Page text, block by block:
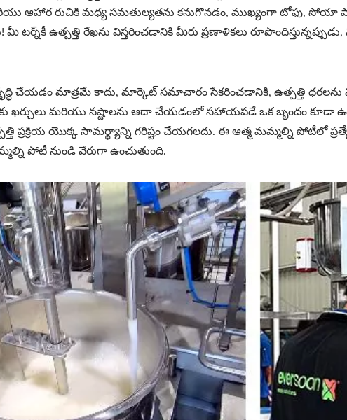
ఆహార రుచికి మధ్య సమతుల్యతను కనుగొనడం, ముఖ్యంగా టోఫు, సోయా
మీ టర్న్‌కీ ఉత్పత్తి రేఖను విస్తరించడానికి మీరు ప్రణాళికలు
చేయడం మాత్రమే కాదు, మార్కెట్ సమాచారం సేకరించడానికి, ఉత్పత్తి ధరలను
ఖర్చులు మరియు నష్టాలను ఆదా చేయడంలో సహాయపడే ఒక బృందం కూడా
ప్రక్రియ యొక్క సామర్థ్యాన్ని గరిష్టం చేయగలదు. ఈ ఆత్మ మమ్మల్ని పోటీలో
పోటీ నుండి వేరుగా ఉంచుతుంది.